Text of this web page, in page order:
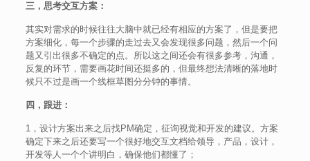
三，思考交互方案：
其实对需求的时候往往大脑中就已经有相应的方案了，但是要把
方案细化，每一个步骤的走过去又会发现很多问题，然后一个问
题又引出很多不确定的点。所以这之间还会有很多参考，沟通，
反复的环节，需要画花时间还挺多的，但最终想法清晰的落地时
候只不过是画一个线框草图分分钟的事情。
四，跟进：
1，设计方案出来之后找PM确定，征询视觉和开发的建议。方案
确定下来之后还要写一个很好地交互文档给领导，产品，设计，
开发等人一个个讲明白，确保他们都懂了；